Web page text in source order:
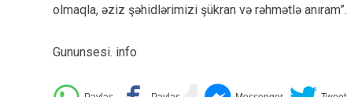
olmaqla, əziz şəhidlərimizi şükran və rəhmətlə anıram”.
Gununsesi. info